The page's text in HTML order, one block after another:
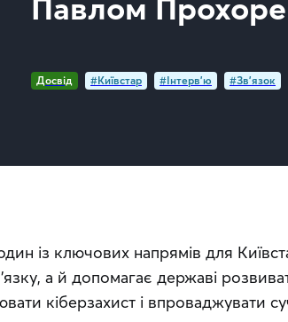
Павлом
Досвід #Київстар #Інтерв’ю #Зв'язок
із ключових напрямів для
а й допомагає державі
кіберзахист і впроваджувати